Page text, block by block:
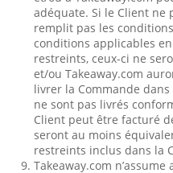
adéquate. Si le Client ne
remplit pas les
conditions applicables
restreints, ceux-ci ne
et/ou Takeaway.com
livrer la Commande
ne sont pas livrés
Client peut être facturé
seront au moins
restreints inclus dans la
Takeaway.com